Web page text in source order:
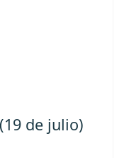
de julio)